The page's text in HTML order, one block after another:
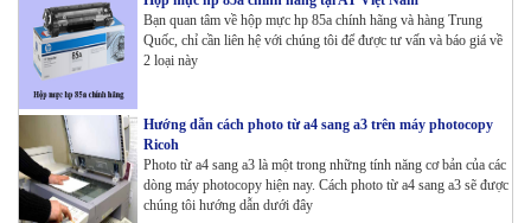
Bạn quan tâm về hộp mực hp 85a chính hãng và hàng Trung
Quốc, chỉ cần liên hệ với chúng tôi để được tư vấn và báo giá về
2 loại này
Hướng dẫn cách photo từ a4 sang a3 trên máy photocopy
Ricoh
Photo từ a4 sang a3 là một trong những tính năng cơ bản của các
dòng máy photocopy hiện nay. Cách photo từ a4 sang a3 sẽ được
chúng tôi hướng dẫn dưới đây